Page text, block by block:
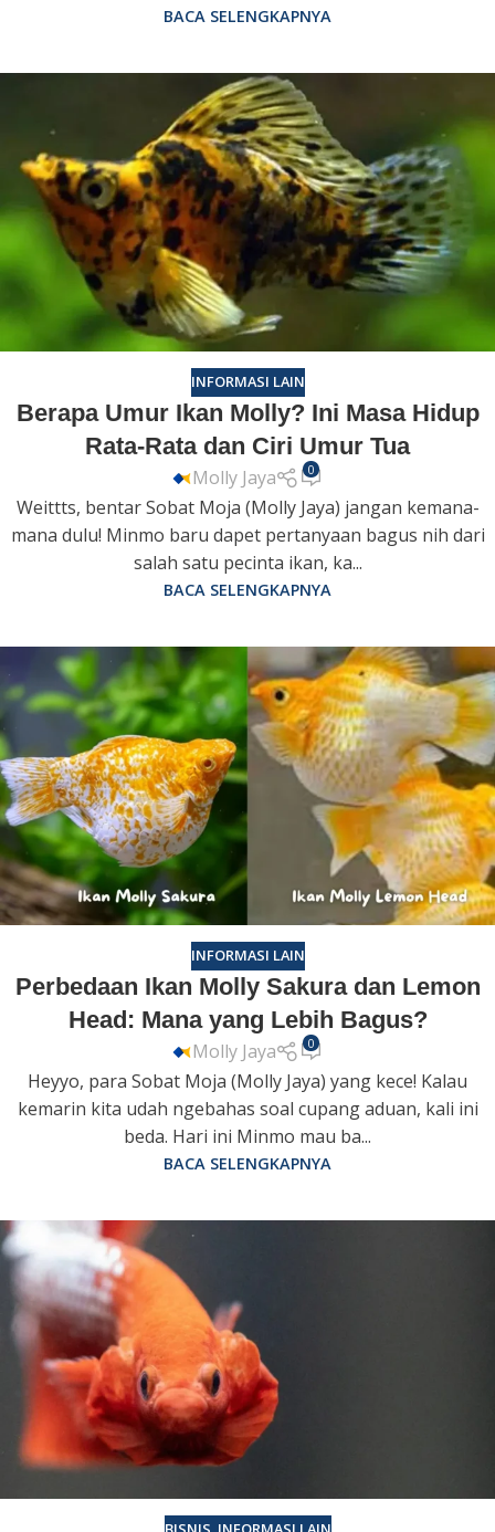
BACA SELENGKAPNYA
INFORMASI LAIN
Berapa Umur Ikan Molly? Ini Masa Hidup
Rata-Rata dan Ciri Umur Tua
Molly Jaya 0
Weittts, bentar Sobat Moja (Molly Jaya) jangan kemana-
mana dulu! Minmo baru dapet pertanyaan bagus nih dari
salah satu pecinta ikan, ka...
BACA SELENGKAPNYA
INFORMASI LAIN
Perbedaan Ikan Molly Sakura dan Lemon
Head: Mana yang Lebih Bagus?
Molly Jaya 0
Heyyo, para Sobat Moja (Molly Jaya) yang kece! Kalau
kemarin kita udah ngebahas soal cupang aduan, kali ini
beda. Hari ini Minmo mau ba...
BACA SELENGKAPNYA